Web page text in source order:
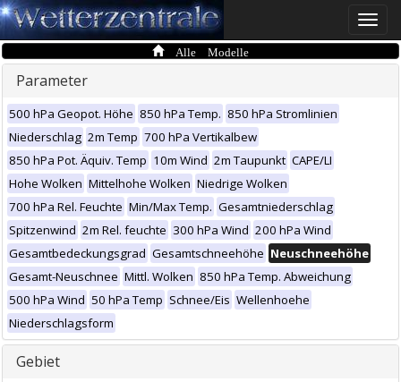
Toggle
Alle Modelle
Parameter
500 hPa Geopot. Höhe 850 hPa Temp. 850 hPa Stromlinien
Niederschlag 2m Temp 700 hPa Vertikalbew
850 hPa Pot. Äquiv. Temp 10m Wind 2m Taupunkt CAPE/LI
Hohe Wolken Mittelhohe Wolken Niedrige Wolken
700 hPa Rel. Feuchte Min/Max Temp. Gesamtniederschlag
Spitzenwind 2m Rel. feuchte 300 hPa Wind 200 hPa Wind
Gesamtbedeckungsgrad Gesamtschneehöhe Neuschneehöhe
Gesamt-Neuschnee Mittl. Wolken 850 hPa Temp. Abweichung
500 hPa Wind 50 hPa Temp Schnee/Eis Wellenhoehe
Niederschlagsform
Gebiet